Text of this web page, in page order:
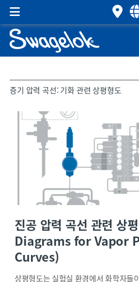
증기 압력 곡선: 기화 관련 상평형도
진공 압력 곡선 관련 상
Diagrams for Vapor
Curves)
상평형도는 실험실 환경에서 화학자들